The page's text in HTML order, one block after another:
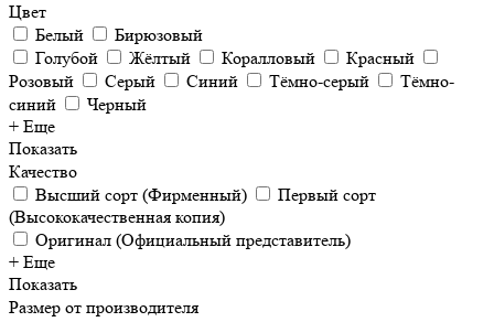
Цвет
Белый
Бирюзовый
Голубой
Жёлтый Коралловый
Красный
Розовый
Серый Синий Тёмно-серый
Тёмно-
синий
Черный
+ Еще
Показать
Качество
Высший сорт (Фирменный)
Первый сорт
(Высококачественная копия)
Оригинал (Официальный представитель)
+ Еще
Показать
Размер от производителя